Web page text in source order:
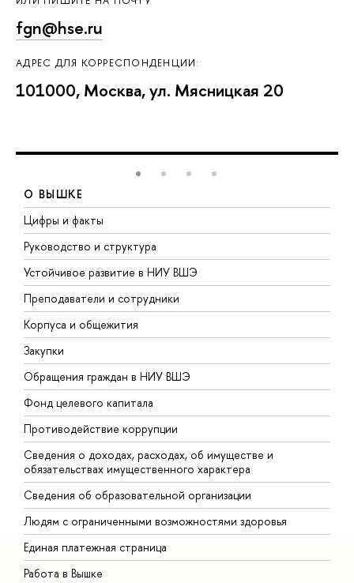
fgn@hse.ru
АДРЕС ДЛЯ КОРРЕСПОНДЕНЦИИ:
101000, Москва, ул. Мясницкая 20
О ВЫШКЕ
Цифры и факты
Руководство и структура
Устойчивое развитие в НИУ ВШЭ
Преподаватели и сотрудники
Корпуса и общежития
Закупки
Обращения граждан в НИУ ВШЭ
Фонд целевого капитала
Противодействие коррупции
Сведения о доходах, расходах, об имуществе и
обязательствах имущественного характера
Сведения об образовательной организации
Людям с ограниченными возможностями здоровья
Единая платежная страница
Работа в Вышке